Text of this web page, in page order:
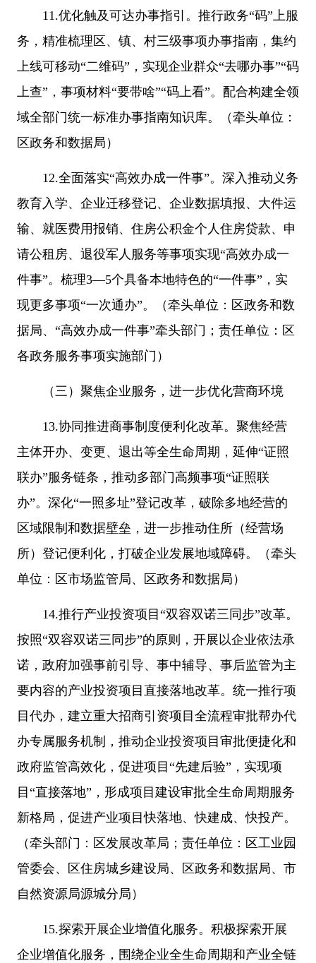
11.优化触及可达办事指引。推行政务“码”上服
务，精准梳理区、镇、村三级事项办事指南，集约
上线可移动“二维码”，实现企业群众“去哪办事”“码
上查”，事项材料“要带啥”“码上看”。配合构建全领
域全部门统一标准办事指南知识库。（牵头单位：
区政务和数据局）
12.全面落实“高效办成一件事”。深入推动义务
教育入学、企业迁移登记、企业数据填报、大件运
输、就医费用报销、住房公积金个人住房贷款、申
请公租房、退役军人服务等事项实现“高效办成一
件事”。梳理3—5个具备本地特色的“一件事”，实
现更多事项“一次通办”。（牵头单位：区政务和数
据局、“高效办成一件事”牵头部门；责任单位：区
各政务服务事项实施部门）
（三）聚焦企业服务，进一步优化营商环境
13.协同推进商事制度便利化改革。聚焦经营
主体开办、变更、退出等全生命周期，延伸“证照
联办”服务链条，推动多部门高频事项“证照联
办”。深化“一照多址”登记改革，破除多地经营的
区域限制和数据壁垒，进一步推动住所（经营场
所）登记便利化，打破企业发展地域障碍。（牵头
单位：区市场监管局、区政务和数据局）
14.推行产业投资项目“双容双诺三同步”改革。
按照“双容双诺三同步”的原则，开展以企业依法承
诺，政府加强事前引导、事中辅导、事后监管为主
要内容的产业投资项目直接落地改革。统一推行项
目代办，建立重大招商引资项目全流程审批帮办代
办专属服务机制，推动企业投资项目审批便捷化和
政府监管高效化，促进项目“先建后验”，实现项
目“直接落地”，形成项目建设审批全生命周期服务
新格局，促进产业项目快落地、快建成、快投产。
（牵头部门：区发展改革局；责任单位：区工业园
管委会、区住房城乡建设局、区政务和数据局、市
自然资源局源城分局）
15.探索开展企业增值化服务。积极探索开展
企业增值化服务，围绕企业全生命周期和产业全链